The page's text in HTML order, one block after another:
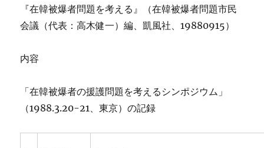
『在韓被爆者問題を考える』（在韓被爆者問題市民
会議（代表：高木健一）編、凱風社、19880915）
内容
「在韓被爆者の援護問題を考えるシンポジウム」
（1988.3.20-21、東京）の記録